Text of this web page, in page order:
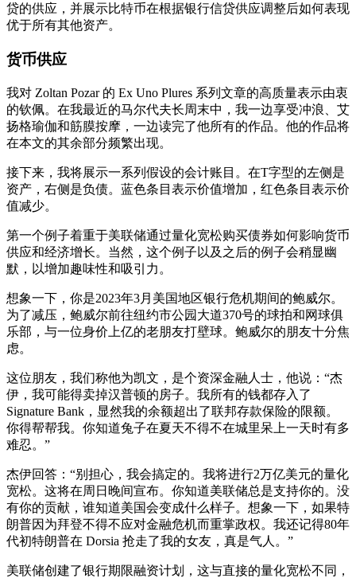
贷的供应，并展示比特币在根据银行信贷供应调整后如何表现
优于所有其他资产。
货币供应
我对 Zoltan Pozar 的 Ex Uno Plures 系列文章的高质量表示由衷
的钦佩。在我最近的马尔代夫长周末中，我一边享受冲浪、艾
扬格瑜伽和筋膜按摩，一边读完了他所有的作品。他的作品将
在本文的其余部分频繁出现。
接下来，我将展示一系列假设的会计账目。在T字型的左侧是
资产，右侧是负债。蓝色条目表示价值增加，红色条目表示价
值减少。
第一个例子着重于美联储通过量化宽松购买债券如何影响货币
供应和经济增长。当然，这个例子以及之后的例子会稍显幽
默，以增加趣味性和吸引力。
想象一下，你是2023年3月美国地区银行危机期间的鲍威尔。
为了减压，鲍威尔前往纽约市公园大道370号的球拍和网球俱
乐部，与一位身价上亿的老朋友打壁球。鲍威尔的朋友十分焦
虑。
这位朋友，我们称他为凯文，是个资深金融人士，他说：“杰
伊，我可能得卖掉汉普顿的房子。我所有的钱都存入了
Signature Bank，显然我的余额超出了联邦存款保险的限额。
你得帮帮我。你知道兔子在夏天不得不在城里呆上一天时有多
难忍。”
杰伊回答：“别担心，我会搞定的。我将进行2万亿美元的量化
宽松。这将在周日晚间宣布。你知道美联储总是支持你的。没
有你的贡献，谁知道美国会变成什么样子。想象一下，如果特
朗普因为拜登不得不应对金融危机而重掌政权。我还记得80年
代初特朗普在 Dorsia 抢走了我的女友，真是气人。”
美联储创建了银行期限融资计划，这与直接的量化宽松不同，